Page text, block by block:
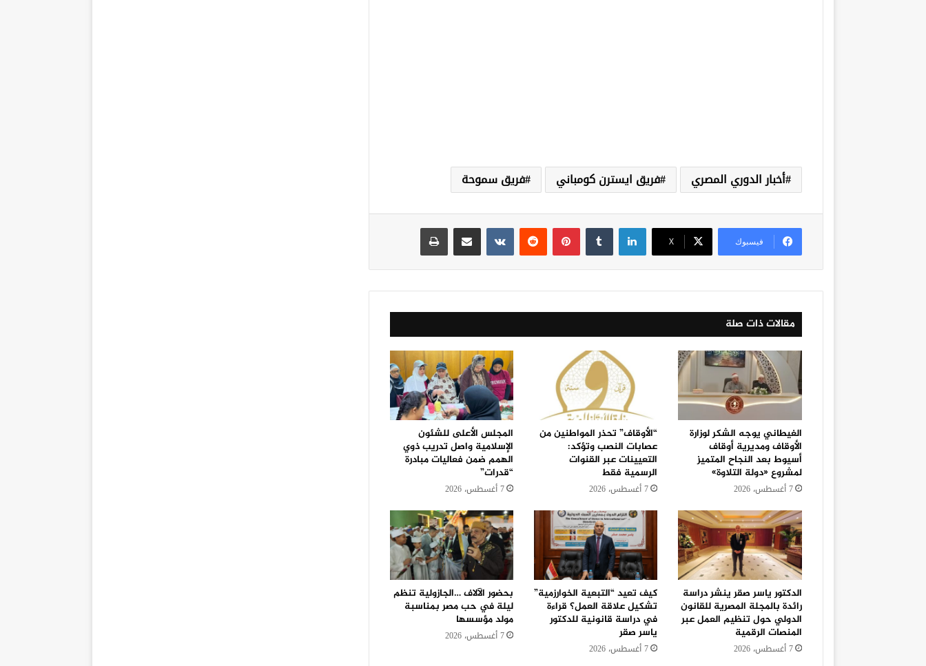
أخبار الدوري المصري فريق ايسترن كومباني فريق سموحة
فيسبوك ‫X
لينكدإن بينتيريست
مقالات ذات صلة
الغيطاني يوجه الشكر لوزارة
الأوقاف ومديرية أوقاف
أسيوط بعد النجاح المتميز
لمشروع «دولة التلاوة»
7 أغسطس، 2026
“الأوقاف” تحذر المواطنين من
عصابات النصب وتؤكد:
التعيينات عبر القنوات
الرسمية فقط
7 أغسطس، 2026
المجلس الأعلى للشئون
الإسلامية واصل تدريب ذوي
الهمم ضمن فعاليات مبادرة
“قدرات”
7 أغسطس، 2026
الدكتور ياسر صقر ينشر دراسة
رائدة بالمجلة المصرية للقانون
الدولي حول تنظيم العمل عبر
المنصات الرقمية
7 أغسطس، 2026
كيف تعيد “التبعية الخوارزمية”
تشكيل علاقة العمل؟ قراءة
في دراسة قانونية للدكتور
ياسر صقر
7 أغسطس، 2026
بحضور الآلاف …الجازولية تنظم
ليلة في حب مصر بمناسبة
مولد مؤسسها
7 أغسطس، 2026